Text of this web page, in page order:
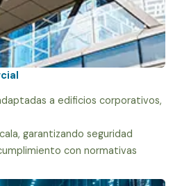
a edificios corporativos,
garantizando seguridad
con normativas